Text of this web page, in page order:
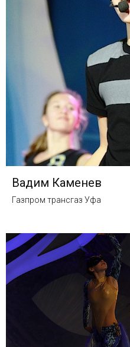
Вадим Каменев
Газпром трансгаз Уфа